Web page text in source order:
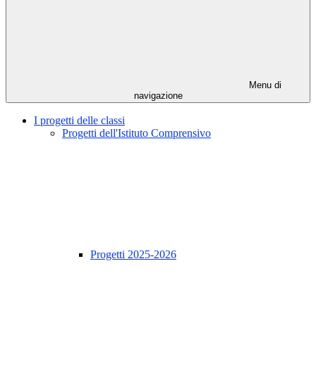
Menu di
navigazione
I progetti delle classi
Progetti dell'Istituto Comprensivo
Progetti 2025-2026